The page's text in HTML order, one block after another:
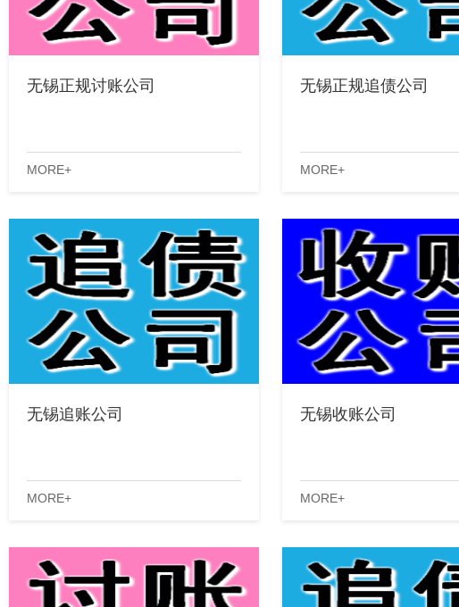
无锡正规讨账公司
MORE+
无锡正规追债公司
MORE+
无锡追账公司
MORE+
无锡收账公司
MORE+